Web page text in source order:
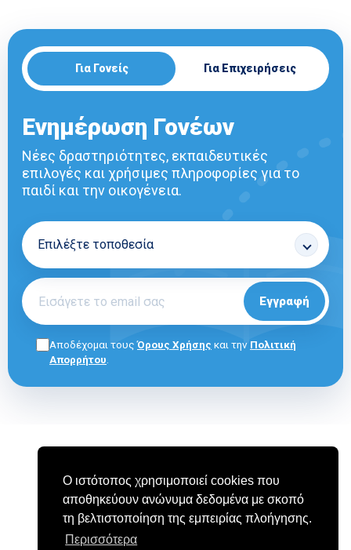
Ο ιστότοπος χρησιμοποιεί cookies που
αποθηκεύουν ανώνυμα δεδομένα με σκοπό
τη βελτιστοποίηση της εμπειρίας πλοήγησης.
Περισσότερα
Για Γονείς Για Επιχειρήσεις
Ενημέρωση Γονέων
Νέες δραστηριότητες, εκπαιδευτικές
επιλογές και χρήσιμες πληροφορίες για το
παιδί και την οικογένεια.
Εγγραφή
Αποδέχομαι τουςΌρους Χρήσης και την Πολιτική
Απορρήτου
ΠΟΛΙΤΙΚΗ COOKIES ΠΟΛΙΤΙΚΗ ΑΠΟΡΡΗΤΟΥ
ΣΥΧΝΕΣ ΕΡΩΤΗΣΕΙΣ (FAQ)